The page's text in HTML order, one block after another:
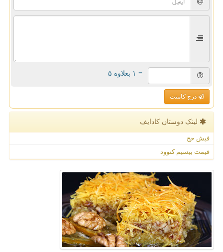
= ۱ بعلاوه ۵
درج کامنت
لینک دوستان كادایف
فیش حج
قیمت بیسیم کنوود